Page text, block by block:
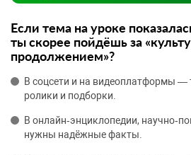
Если тема на уроке
ты скорее пойдёшь за
продолжением»?
В соцсети и на видеоплатформы
ролики и подборки.
В онлайн‑энциклопедии,
нужны надёжные факты.